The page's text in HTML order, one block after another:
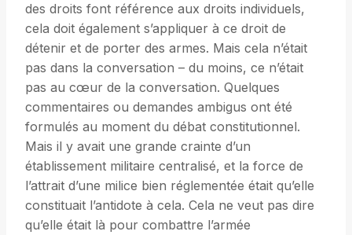
des droits font référence aux droits individuels,
cela doit également s’appliquer à ce droit de
détenir et de porter des armes. Mais cela n’était
pas dans la conversation – du moins, ce n’était
pas au cœur de la conversation. Quelques
commentaires ou demandes ambigus ont été
formulés au moment du débat constitutionnel.
Mais il y avait une grande crainte d’un
établissement militaire centralisé, et la force de
l’attrait d’une milice bien réglementée était qu’elle
constituait l’antidote à cela. Cela ne veut pas dire
qu’elle était là pour combattre l’armée